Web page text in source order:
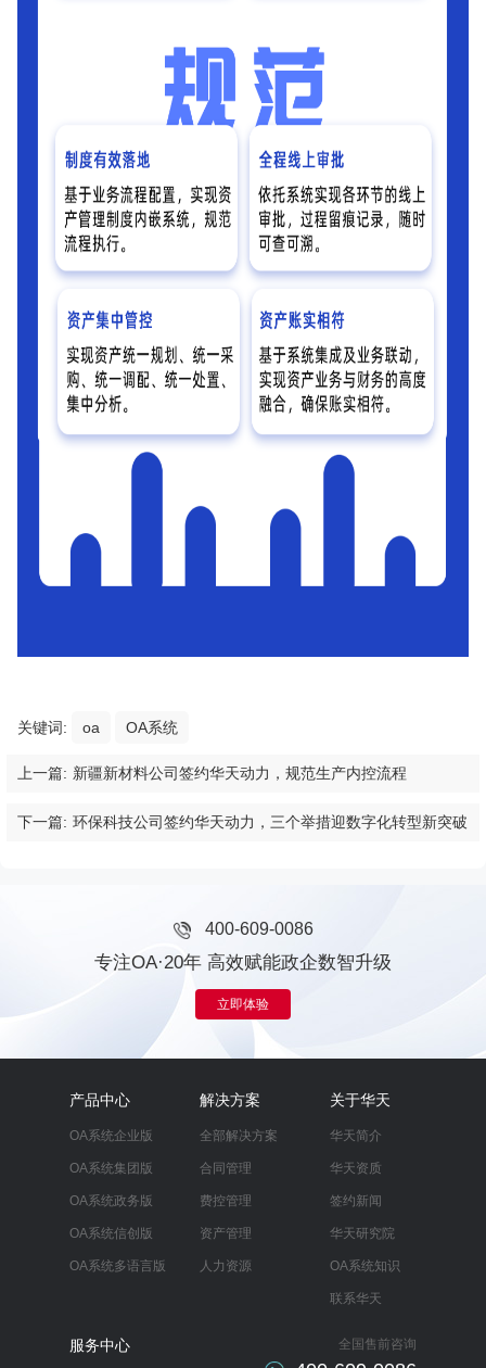
关键词: oa OA系统
上一篇: 新疆新材料公司签约华天动力，规范生产内控流程
下一篇: 环保科技公司签约华天动力，三个举措迎数字化转型新突破
400-609-0086
专注OA·20年 高效赋能政企数智升级
立即体验
产品中心
OA系统企业版
OA系统集团版
OA系统政务版
OA系统信创版
OA系统多语言版
解决方案
全部解决方案
合同管理
费控管理
资产管理
人力资源
关于华天
华天简介
华天资质
签约新闻
华天研究院
OA系统知识
联系华天
服务中心 全国售前咨询